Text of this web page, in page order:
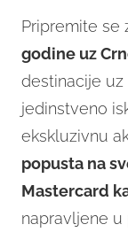
Pripremite se
godine uz
destinacije uz
jedinstveno
ekskluzivnu
popusta na
Mastercard
napravljene